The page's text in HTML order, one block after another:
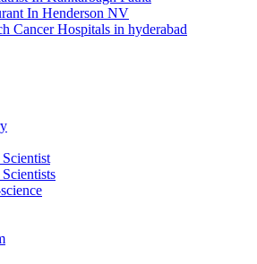
In Henderson NV
Cancer Hospitals in hyderabad